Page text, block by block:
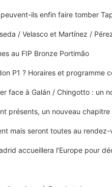
ils enfin faire tomber
/ Velasco et Martínez /
au FIP Bronze Portimão
P1 ? Horaires et programme
face à Galán / Chingotto : un
présents, un nouveau
mais seront toutes au
accueillera l’Europe pour